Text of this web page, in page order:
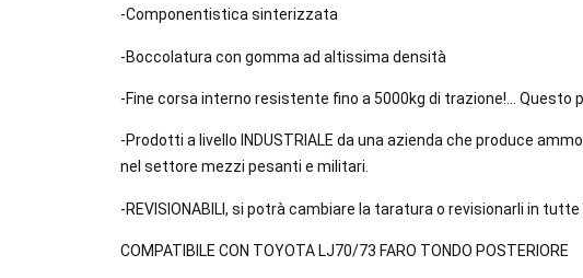
-Componentistica sinterizzata
-Boccolatura con gomma ad altissima densità
-Fine corsa interno resistente fino a 5000kg di trazione!…
-Prodotti a livello INDUSTRIALE da una azienda che produce
nel settore mezzi pesanti e militari.
-REVISIONABILI, si potrà cambiare la taratura o revisionarli in
COMPATIBILE CON TOYOTA LJ70/73 FARO TONDO POSTERIORE